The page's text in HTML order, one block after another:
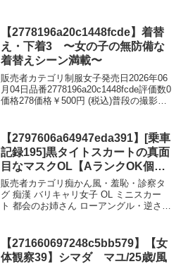
【2778196a20c1448fcde】着替
え・下着3 〜女の子の無防備な
着替えシーン満載〜
販売者カテゴリ制服女子発売日2026年06
月04日品番2778196a20c1448fcde評価数0
価格278価格￥500円 (税込)普段の撮影で
なっています。4人の美女...
【2797606a64947eda391】[乗車
記録195]黒タイトスカートの真面
目なマスクOL【AランクOK個
体】
販売者カテゴリ痴かん風・羞恥・診察タ
グ 痴漢 バリキャリ女子 OL ミニスカー
ト 都会のお姉さん ローアングル・逆さ撮
価数0価格157価...
【271660697248c5bb579】【女
体観察39】シマダ マユ/25歳/風